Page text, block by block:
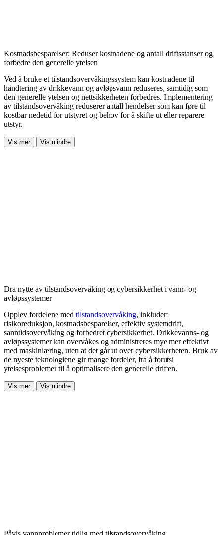
Kostnadsbesparelser: Reduser kostnadene og antall driftsstanser og
forbedre den generelle ytelsen
Ved å bruke et tilstandsovervåkingssystem kan kostnadene til
håndtering av drikkevann og avløpsvann reduseres, samtidig som
den generelle ytelsen og nettsikkerheten forbedres. Implementering
av tilstandsovervåking reduserer antall hendelser som kan føre til
kostbar nedetid for utstyret og behov for å skifte ut eller reparere
utstyr.
Vis mer Vis mindre
Dra nytte av tilstandsovervåking og cybersikkerhet i vann- og
avløpssystemer
Opplev fordelene med tilstandsovervåking, inkludert
risikoreduksjon, kostnadsbesparelser, effektiv systemdrift,
sanntidsovervåking og forbedret cybersikkerhet. Drikkevanns- og
avløpssystemer kan overvåkes og administreres mye mer effektivt
med maskinlæring, uten at det går ut over cybersikkerheten. Bruk av
de nyeste teknologiene gir mange fordeler, fra å forutsi
ytelsesproblemer til å optimalisere den generelle driften.
Vis mer Vis mindre
Påvis vannproblemer tidlig med tilstandsovervåking